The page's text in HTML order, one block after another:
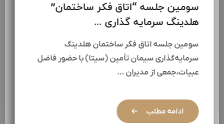
سومین جلسه “اتاق فکر ساختمان”
هلدینگ سرمایه گذاری ...
سومین جلسه اتاق فکر ساختمان هلدینگ
سرمایه‌گذاری سیمان تأمین (سیتا) با حضور فاضل
عبیات،جمعی از مدیران …
ادامه مطلب